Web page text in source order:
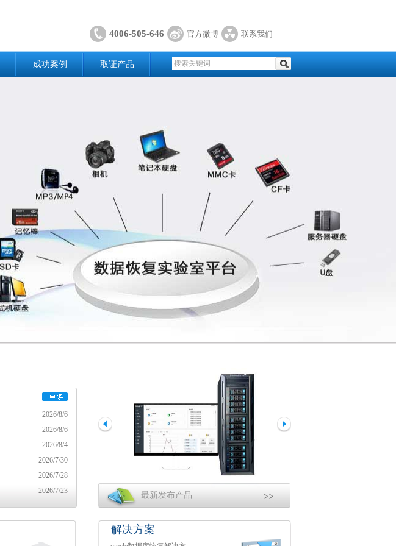
4006-505-646 官方微博 联系我们
成功案例 取证产品
2026/8/6
2026/8/6
2026/8/4
2026/7/30
2026/7/28
2026/7/23 最新发布产品
解决方案